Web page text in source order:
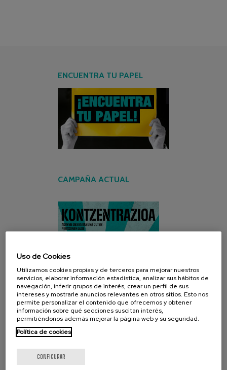
ENCUENTRA TU PAPEL
CAMPAÑA ACTUAL
Uso de Cookies
Utilizamos cookies propias y de terceros para mejorar nuestros
servicios, elaborar información estadística, analizar sus hábitos de
navegación, inferir grupos de interés, crear un perfil de sus
intereses y mostrarle anuncios relevantes en otros sitios. Esto nos
permite personalizar el contenido que ofrecemos y obtener
información sobre qué secciones suscitan interés,
permitiéndonos además mejorar la página web y su seguridad.
Política de cookies
CONFIGURAR